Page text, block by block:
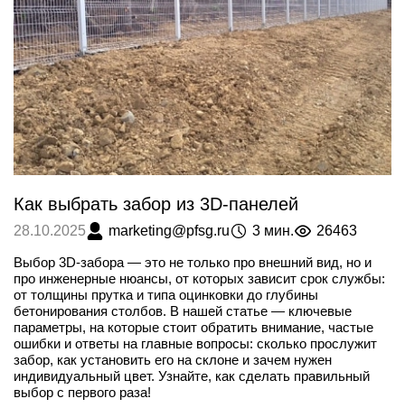
Как выбрать забор из 3D-панелей
28.10.2025 marketing@pfsg.ru 3 мин. 26463
Выбор 3D-забора — это не только про внешний вид, но и
про инженерные нюансы, от которых зависит срок службы:
от толщины прутка и типа оцинковки до глубины
бетонирования столбов. В нашей статье — ключевые
параметры, на которые стоит обратить внимание, частые
ошибки и ответы на главные вопросы: сколько прослужит
забор, как установить его на склоне и зачем нужен
индивидуальный цвет. Узнайте, как сделать правильный
выбор с первого раза!